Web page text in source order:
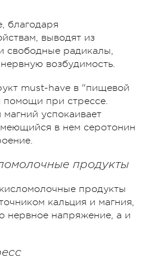
благодаря
выводят из
свободные радикалы,
возбудимость.
must-have в "пищевой
помощи при стрессе.
успокаивает
в нем серотонин
продукты
продукты
кальция и магния,
нервное напряжение, а и